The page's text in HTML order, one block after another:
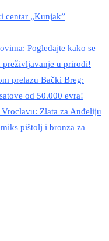
centar „Kunjak”
Pogledajte kako se
preživljavanje u prirodi!
prelazu Bački Breg:
od 50.000 evra!
Vroclavu: Zlata za Anđeliju
pištolj i bronza za